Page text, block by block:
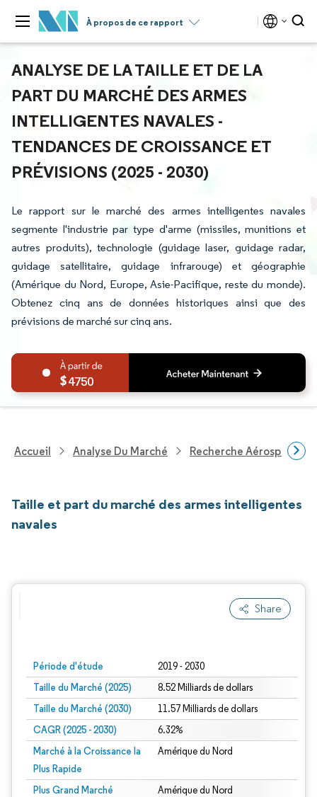
À propos de ce rapport
ANALYSE DE LA TAILLE ET DE LA
PART DU MARCHÉ DES ARMES
INTELLIGENTES NAVALES -
TENDANCES DE CROISSANCE ET
PRÉVISIONS (2025 - 2030)
Le rapport sur le marché des armes intelligentes navales
segmente l'industrie par type d'arme (missiles, munitions et
autres produits), technologie (guidage laser, guidage radar,
guidage satellitaire, guidage infrarouge) et géographie
(Amérique du Nord, Europe, Asie-Pacifique, reste du monde).
Obtenez cinq ans de données historiques ainsi que des
prévisions de marché sur cinq ans.
4750
Accueil Analyse Du Marché Recherche Aérospatiale
Taille et part du marché des armes intelligentes
navales
Share
Période d'étude 2019 - 2030
Taille du Marché (2025) 8.52 Milliards de dollars
Taille du Marché (2030) 11.57 Milliards de dollars
CAGR (2025 - 2030) 6.32%
Marché à la Croissance la
Plus Rapide
Amérique du Nord
Plus Grand Marché Amérique du Nord